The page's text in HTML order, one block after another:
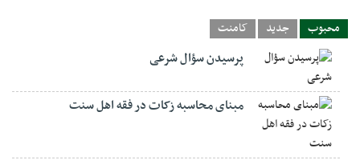
محبوب جدید کامنت
پرسیدن سؤال شرعی
مبنای محاسبه زکات در فقه اهل سنت